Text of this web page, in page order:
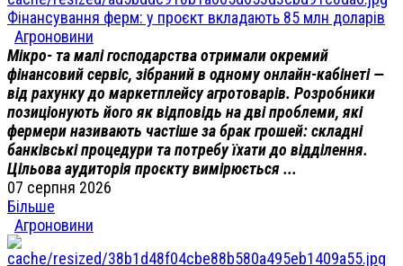
Фінансування ферм: у проєкт вкладають 85 млн доларів
Агроновини
Мікро- та малі господарства отримали окремий
фінансовий сервіс, зібраний в одному онлайн-кабінеті —
від рахунку до маркетплейсу агротоварів. Розробники
позиціонують його як відповідь на дві проблеми, які
фермери називають частіше за брак грошей: складні
банківські процедури та потребу їхати до відділення.
Цільова аудиторія проєкту вимірюється ...
07 серпня 2026
Більше
Агроновини